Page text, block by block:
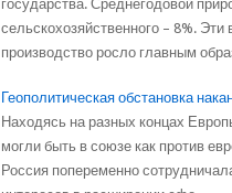
государства. Среднегодовой
сельскохозяйственного – 8%.
производство росло главным
Геополитическая обстановка
Находясь на разных концах
могли быть в союзе как против
Россия попеременно